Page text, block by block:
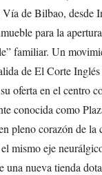
de Bilbao, desde
para la
familiar. Un
de El Corte
oferta en el centro
conocida como
pleno corazón de la
mismo eje
una nueva tienda